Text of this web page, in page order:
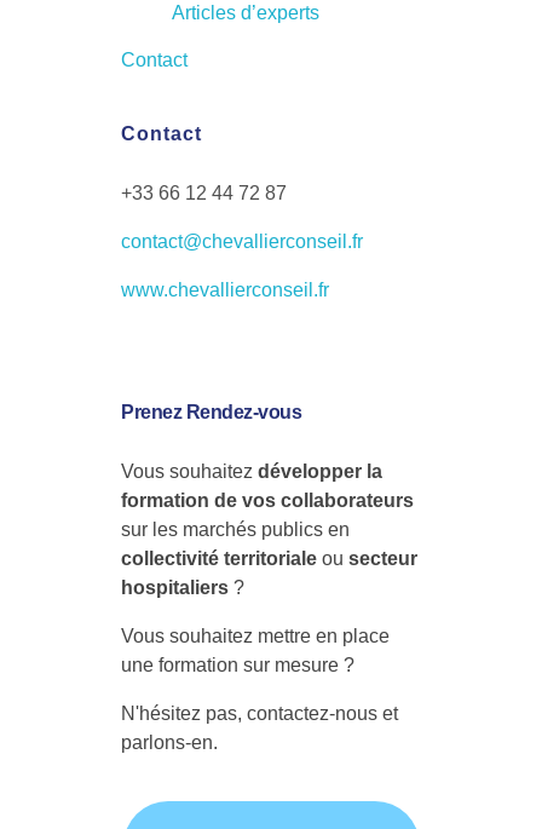
Articles d’experts
Contact
Contact
+33 66 12 44 72 87
contact@chevallierconseil.fr
www.chevallierconseil.fr
Prenez Rendez-vous
Vous souhaitez développer la
formation de vos collaborateurs
sur les marchés publics en
collectivité territoriale ou secteur
hospitaliers ?
Vous souhaitez mettre en place
une formation sur mesure ?
N'hésitez pas, contactez-nous et
parlons-en.